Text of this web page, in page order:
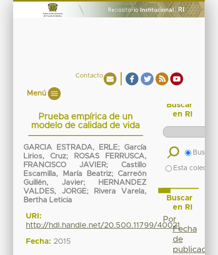
Contacto
Menú
Prueba empírica de un
modelo de calidad de vida
GARCIA ESTRADA, ERLE; García
Lirios, Cruz;
ROSAS FERRUSCA,
FRANCISCO JAVIER; Castillo
Escamilla, María Beatriz; Carreón
Guillén, Javier;
HERNANDEZ
VALDES, JORGE;
Rivera Varela,
Bertha Leticia
URI:
http://hdl.handle.net/20.500.11799/40021
Fecha: 2015
Buscar
en RI
Buscar
Esta
Buscar
en RI
Por
Fecha
de
publicación